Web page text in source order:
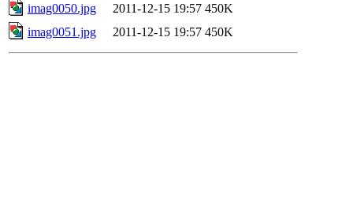
imag0050.jpg
2011-12-15 19:57 450K
imag0051.jpg
2011-12-15 19:57 450K